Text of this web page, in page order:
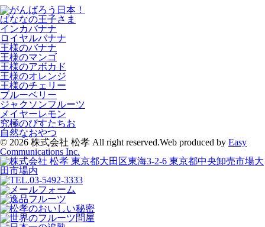
ばななの王子さま
インカバナナ
ロイヤルバナナ
王様のバナナ
王様のマンゴ
王様のアボカド
王様のオレンジ
王様のチェリー
ブルーベリー
ジャクソンフルーツ
メイヤーレモン
究極のぴすたちお
自然なおやつ
© 2026 株式会社 松孝 All right reserved.Web produced by Easy
Communications Inc.